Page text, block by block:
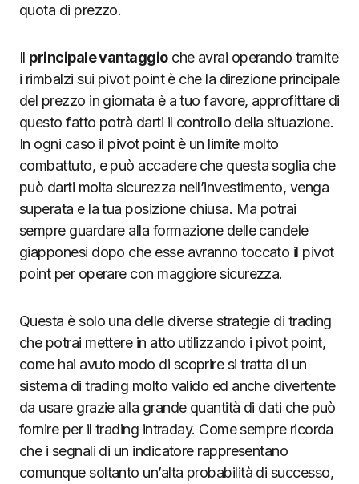
quota di prezzo.
Il principale vantaggioche avrai operando tramite
i rimbalzi sui pivot point è che la direzione principale
del prezzo in giornata è a tuo favore, approfittare di
questo fatto potrà darti il controllo della situazione.
In ogni caso il pivot point è un limite molto
combattuto, e può accadere che questa soglia che
può darti molta sicurezza nell’investimento, venga
superata e la tua posizione chiusa. Ma potrai
sempre guardare alla formazione delle candele
giapponesi dopo che esse avranno toccato il pivot
point per operare con maggiore sicurezza.
Questa è solo una delle diverse strategie di trading
che potrai mettere in atto utilizzando i pivot point,
come hai avuto modo di scoprire si tratta di un
sistema di trading molto valido ed anche divertente
da usare grazie alla grande quantità di dati che può
fornire per il trading intraday. Come sempre ricorda
che i segnali di un indicatore rappresentano
comunque soltanto un’alta probabilità di successo,